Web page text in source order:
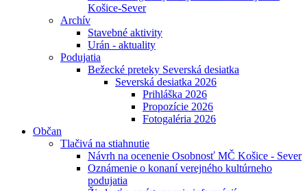
Košice-Sever
Archív
Stavebné aktivity
Urán - aktuality
Podujatia
Bežecké preteky Severská desiatka
Severská desiatka 2026
Prihláška 2026
Propozície 2026
Fotogaléria 2026
Občan
Tlačivá na stiahnutie
Návrh na ocenenie Osobnosť MČ Košice - Sever
Oznámenie o konaní verejného kultúrneho
podujatia